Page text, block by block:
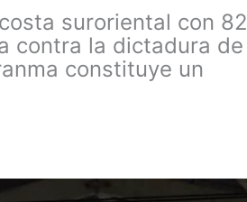
suroriental con 82
contra la dictadura de
constituye un